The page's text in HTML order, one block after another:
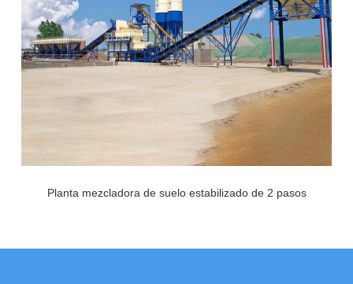
Planta mezcladora de suelo estabilizado de 2 pasos